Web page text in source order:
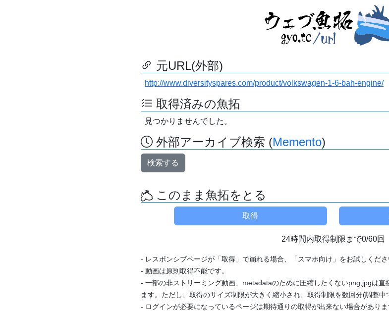
元URL(外部)
http://www.diversityspares.com/product/volkswagen-1-6-bah-engine/
取得済みの魚拓
見つかりませんでした。
外部アーカイブ検索 (Memento)
検索する
このまま魚拓をとる
24時間内取得制限まで0/60回
- レスポンシブページが「取得」で崩れる場合、「スマホ向け」をお試しくださ
- 動画は原則取得不能です。
- 一部の非ストリーミング動画、metadataのために圧縮したくないpng,jpgは
ます。ただし、取得のサイズ制限が大きく縮小され、取得制限を数回分(調整中
- ログインが必要になっているページは期待通りの取得が出来ない場合があり